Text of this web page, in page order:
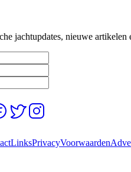
jachtupdates, nieuwe artikelen
LinksPrivacyVoorwaarden